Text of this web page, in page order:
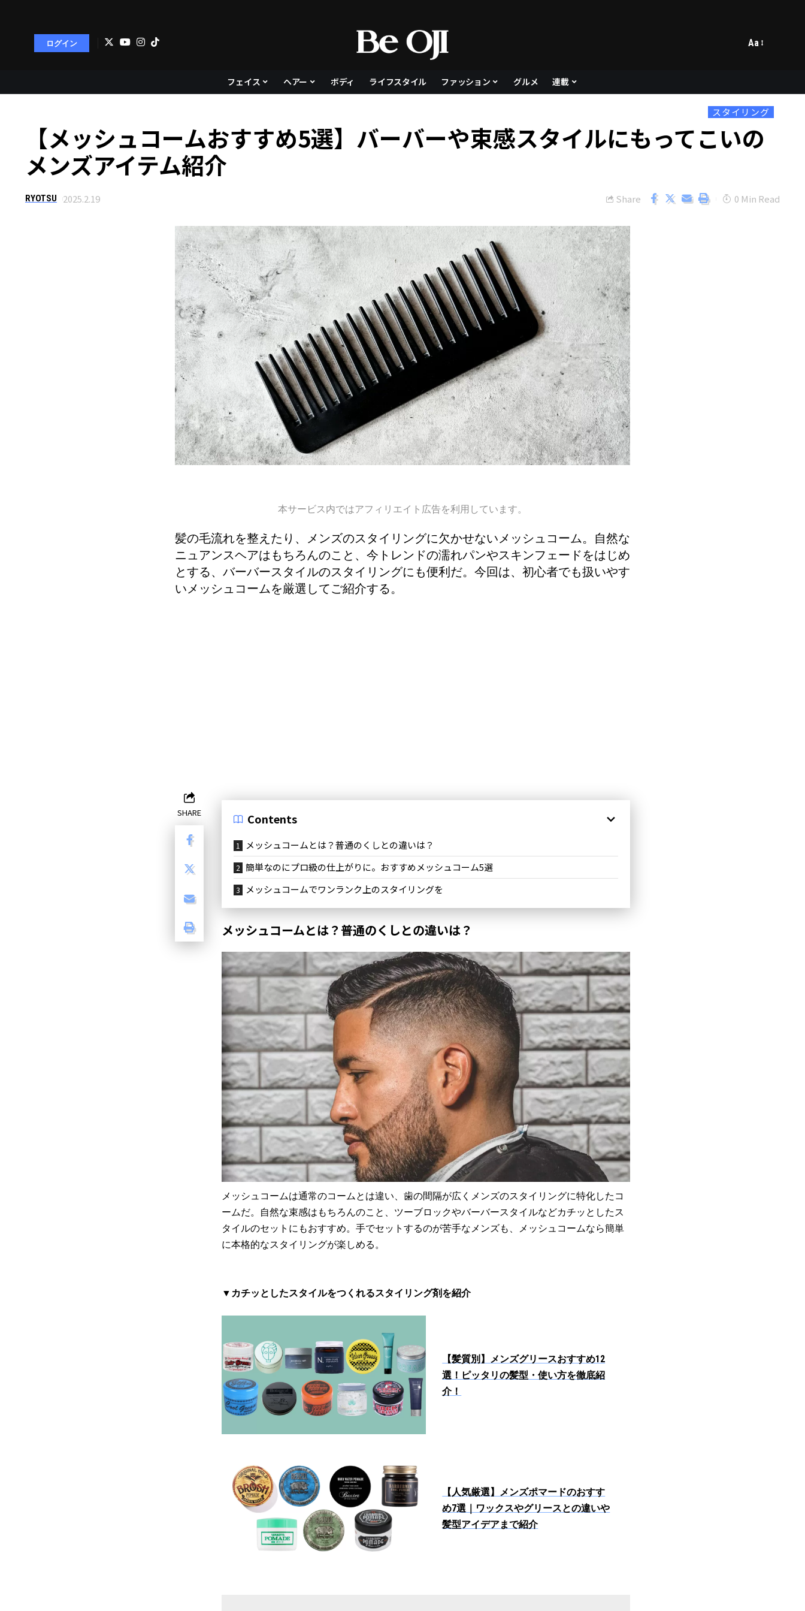
ログイン Aa
フェイス ヘアー ボディ ライフスタイル ファッション グルメ 連載
スタイリング
【メッシュコームおすすめ5選】バーバーや束感スタイルにもってこいの
メンズアイテム紹介
RYOTSU 2025.2.19 Share 0 Min Read
本サービス内ではアフィリエイト広告を利用しています。
髪の毛流れを整えたり、メンズのスタイリングに欠かせないメッシュコーム。自然な
ニュアンスヘアはもちろんのこと、今トレンドの濡れパンやスキンフェードをはじめ
とする、バーバースタイルのスタイリングにも便利だ。今回は、初心者でも扱いやす
いメッシュコームを厳選してご紹介する。
SHARE Contents
メッシュコームとは？普通のくしとの違いは？
簡単なのにプロ級の仕上がりに。おすすめメッシュコーム5選
メッシュコームでワンランク上のスタイリングを
メッシュコームとは？普通のくしとの違いは？
メッシュコームは通常のコームとは違い、歯の間隔が広くメンズのスタイリングに特化したコ
ームだ。自然な束感はもちろんのこと、ツーブロックやバーバースタイルなどカチッとしたス
タイルのセットにもおすすめ。手でセットするのが苦手なメンズも、メッシュコームなら簡単
に本格的なスタイリングが楽しめる。
▼カチッとしたスタイルをつくれるスタイリング剤を紹介
【髪質別】メンズグリースおすすめ12
選！ピッタリの髪型・使い方を徹底紹
介！
【人気厳選】メンズポマードのおすす
め7選｜ワックスやグリースとの違いや
髪型アイデアまで紹介